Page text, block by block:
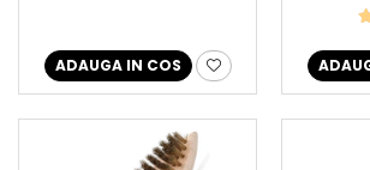
ADAUGA IN COS